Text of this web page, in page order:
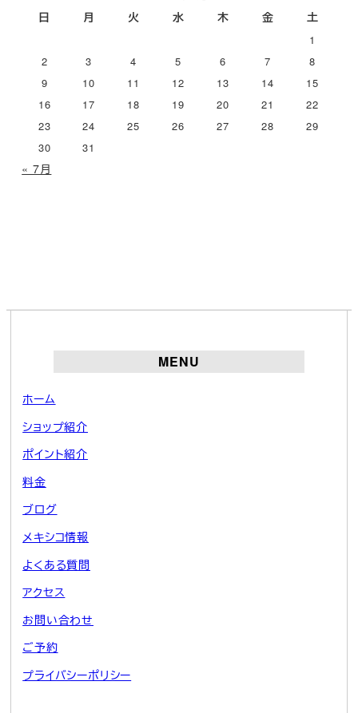
日
月 火 水 木 金 土
1
2
3 4 5 6 7
8
9
10 11 12 13 14
15
16
17 18 19 20 21
22
23
24 25 26 27 28
29
30
31
« 7月
MENU
ホーム
ショップ紹介
ポイント紹介
料金
ブログ
メキシコ情報
よくある質問
アクセス
お問い合わせ
ご予約
プライバシーポリシー